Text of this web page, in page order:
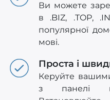
Ви можете
в .BIZ, .TOP,
популярної
мові.
Проста і
Керуйте
з панелі